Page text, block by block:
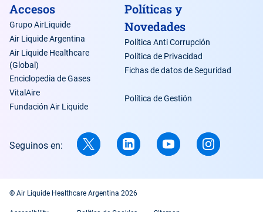
Accesos
Grupo AirLiquide
Air Liquide Argentina
Air Liquide Healthcare
(Global)
Enciclopedia de Gases
VitalAire
Fundación Air Liquide
Políticas y
Novedades
Política Anti Corrupción
Política de Privacidad
Fichas de datos de Seguridad
Política de Gestión
Seguinos en:
© Air Liquide Healthcare Argentina 2026